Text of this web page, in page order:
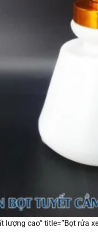
lượng cao” title=”Bọt rửa